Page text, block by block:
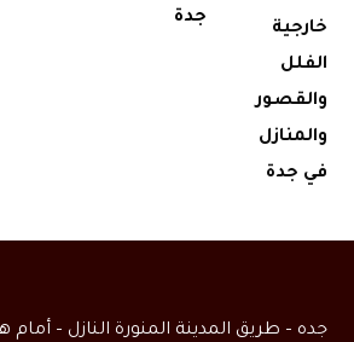
جدة
جده – طريق المدينة المنورة النازل – أمام